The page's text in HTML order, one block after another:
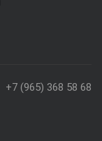
+7 (965) 368 58 68